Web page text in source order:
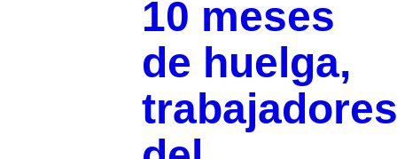
10 meses
de huelga,
trabajadores